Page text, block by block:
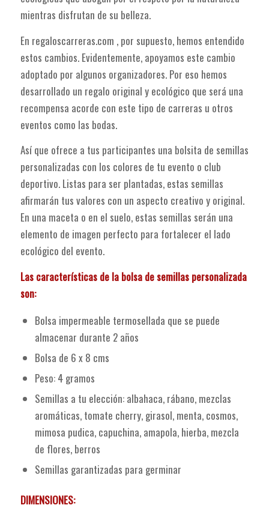
mientras disfrutan de su belleza.
En regaloscarreras.com , por supuesto, hemos entendido
estos cambios. Evidentemente, apoyamos este cambio
adoptado por algunos organizadores. Por eso hemos
desarrollado un regalo original y ecológico que será una
recompensa acorde con este tipo de carreras u otros
eventos como las bodas.
Así que ofrece a tus participantes una bolsita de semillas
personalizadas con los colores de tu evento o club
deportivo. Listas para ser plantadas, estas semillas
afirmarán tus valores con un aspecto creativo y original.
En una maceta o en el suelo, estas semillas serán una
elemento de imagen perfecto para fortalecer el lado
ecológico del evento.
Las características de la bolsa de semillas personalizada
son:
Bolsa impermeable termosellada que se puede
almacenar durante 2 años
Bolsa de 6 x 8 cms
Peso: 4 gramos
Semillas a tu elección: albahaca, rábano, mezclas
aromáticas, tomate cherry, girasol, menta, cosmos,
mimosa pudica, capuchina, amapola, hierba, mezcla
de flores, berros
Semillas garantizadas para germinar
DIMENSIONES: